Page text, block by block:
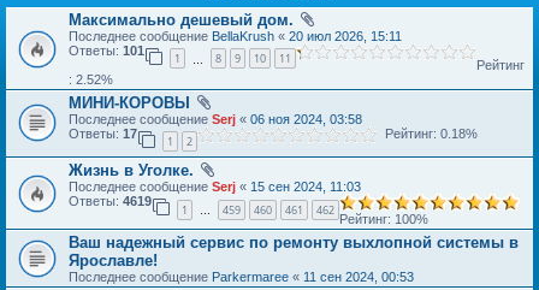
Максимально дешевый дом.
Последнее сообщение BellaKrush « 20 июл 2026, 15:11
Ответы: 101
1 8 9 10 11
Рейтинг
: 2.52%
МИНИ-КОРОВЫ
Последнее сообщение Serj « 06 ноя 2024, 03:58
Ответы: 17
1 2
Рейтинг: 0.18%
Жизнь в Уголке.
Последнее сообщение Serj « 15 сен 2024, 11:03
Ответы: 4619
1 … 459 460 461 462
Рейтинг: 100%
Ваш надежный сервис по ремонту выхлопной системы в
Ярославле!
Последнее сообщение Parkermaree « 11 сен 2024, 00:53